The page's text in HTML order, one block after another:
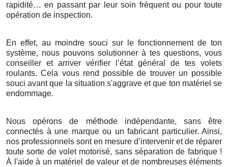
rapidité… en passant par leur soin fréquent ou pour toute
opération de inspection.
En effet, au moindre souci sur le fonctionnement de ton
système, nous pouvons solutionner à tes questions, vous
conseiller et arriver vérifier l’état général de tes volets
roulants. Cela vous rend possible de trouver un possible
souci avant que la situation s'aggrave et que ton matériel se
endommage.
Nous opérons de méthode indépendante, sans être
connectés à une marque ou un fabricant particulier. Ainsi,
nos professionnels sont en mesure d’intervenir et de réparer
toute sorte de volet motorisé, sans séparation de fabrique !
À l'aide à un matériel de valeur et de nombreuses éléments